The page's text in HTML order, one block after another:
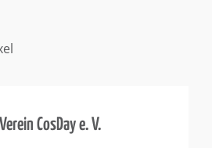
CosDay e. V.